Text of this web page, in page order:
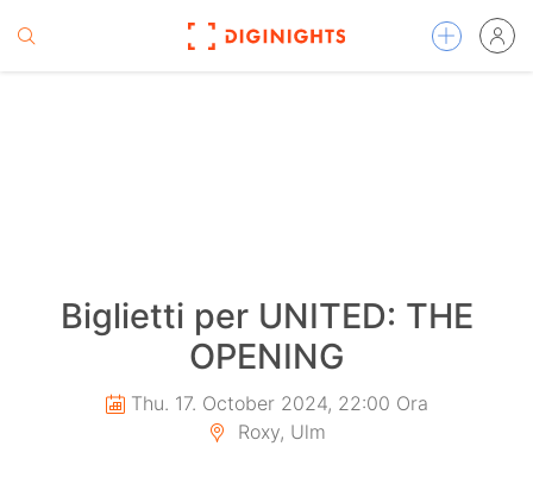
Biglietti per UNITED: THE
OPENING
Thu. 17. October 2024, 22:00 Ora
Roxy, Ulm